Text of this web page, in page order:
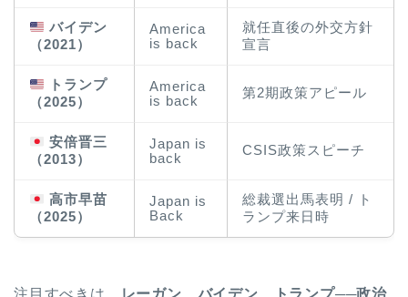
バイデン
（2021）
America
is back
就任直後の外交方針
宣言
トランプ
（2025）
America
is back
第2期政策アピール
安倍晋三
（2013）
Japan is
back
CSIS政策スピーチ
高市早苗
（2025）
Japan is
Back
総裁選出馬表明 / ト
ランプ来日時
注目すべきは、 レーガン、バイデン、トランプ──政治